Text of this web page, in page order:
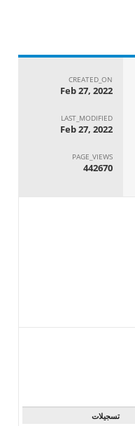
CREATED_ON
Feb 27, 2022
LAST_MODIFIED
Feb 27, 2022
PAGE_VIEWS
442670
تسجيلات